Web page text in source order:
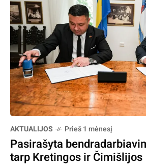
AKTUALIJOS Prieš 1 mėnesį
Pasirašyta
tarp Kretingos ir Čimišlijos